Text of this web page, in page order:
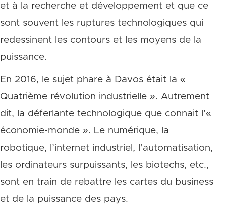
et à la recherche et développement et que ce
sont souvent les ruptures technologiques qui
redessinent les contours et les moyens de la
puissance.
En 2016, le sujet phare à Davos était la «
Quatrième révolution industrielle ». Autrement
dit, la déferlante technologique que connait l’«
économie-monde ». Le numérique, la
robotique, l’internet industriel, l’automatisation,
les ordinateurs surpuissants, les biotechs, etc.,
sont en train de rebattre les cartes du business
et de la puissance des pays.